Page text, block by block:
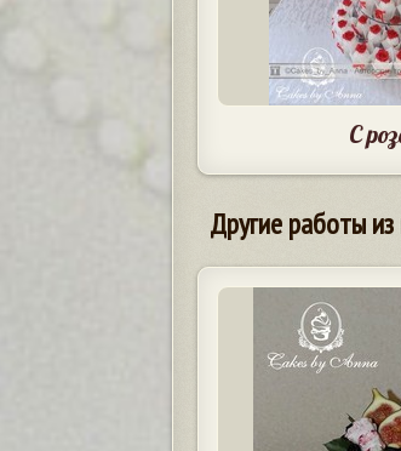
С
Другие работы из